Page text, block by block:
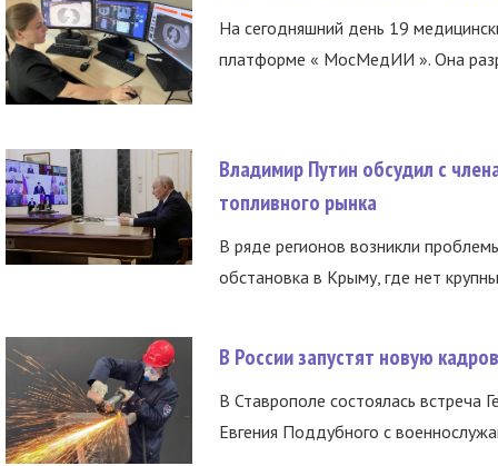
На сегодняшний день 19
платформе « МосМедИИ ». Она
Владимир Путин обсудил с
топливного рынка
В ряде регионов возникли
обстановка в Крыму, где нет
В России запустят новую
В Ставрополе состоялась встреча
Евгения Поддубного с